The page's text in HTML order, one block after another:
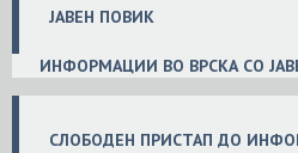
ЈАВЕН ПОВИК
ИНФОРМАЦИИ ВО ВРСКА СО
СЛОБОДЕН ПРИСТАП ДО